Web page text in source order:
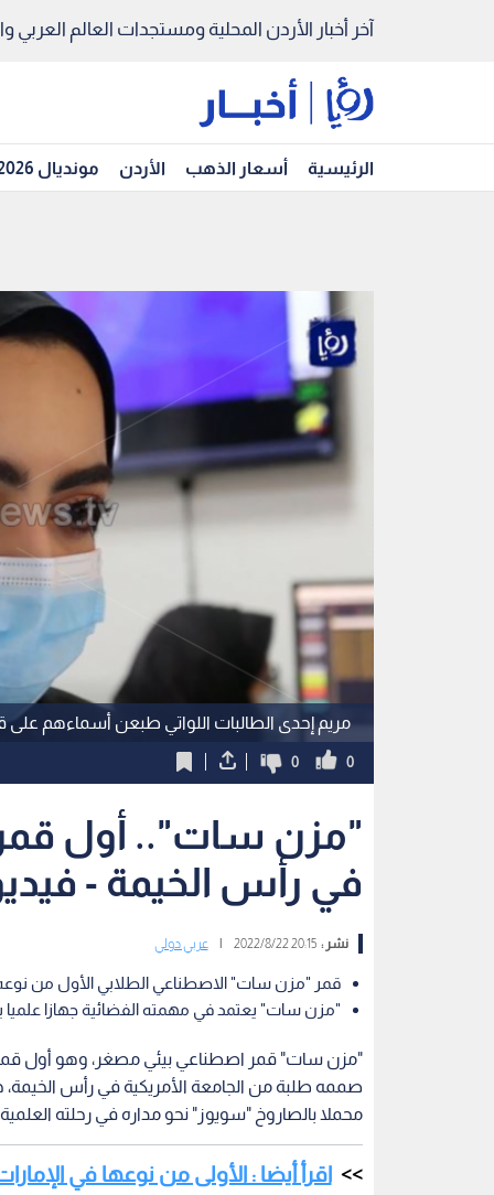
آخر أخبار الأردن المحلية ومستجدات العالم العربي
الرئيسية أسعار الذهب الأردن مونديال 2026
مريم إحدى الطالبات اللواتي طبعن أسماءهم
0
0
"مزن سات".. أول قمر
في رأس الخيمة -
نشر :20:15 2022/8/22 عربي دولي
قمر "مزن سات" الاصطناعي الطلابي الأول من
"مزن سات" يعتمد في مهمته الفضائية جهازا علميا
"مزن سات" قمر اصطناعي بيئي مصغر، وهو أول قمر
صممه طلبة من الجامعة الأمريكية في رأس
محملا بالصاروخ "سويوز" نحو مداره في رحلته
اقرأ أيضا : الأولى من نوعها في